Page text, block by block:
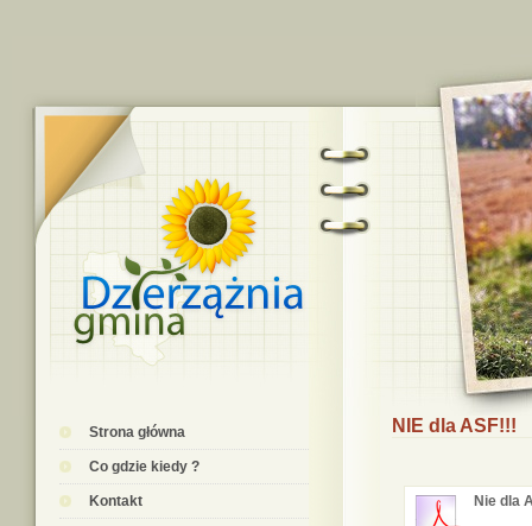
Strona główna
Co gdzie kiedy ?
Kontakt
NIE dla ASF!!!
Nie dla